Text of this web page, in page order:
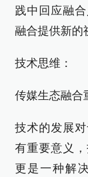
践中回应融
融合提供新的
技术思维：
传媒生态融合
技术的发展
有重要意义
更是一种解